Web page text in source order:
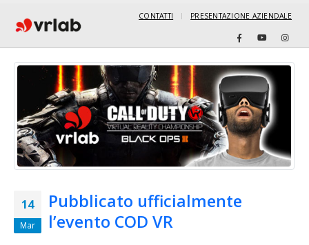
CONTATTI PRESENTAZIONE AZIENDALE
14
Mar
Pubblicato ufficialmente
l’evento COD VR